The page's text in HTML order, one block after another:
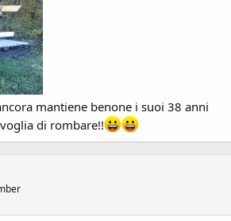
mantiene benone i suoi 38 anni
di rombare!!